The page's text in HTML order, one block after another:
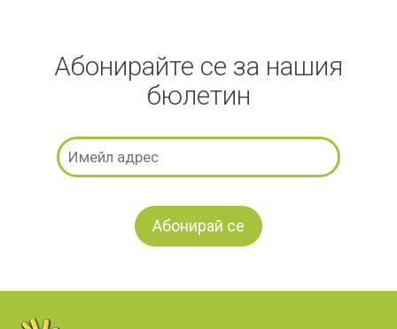
Абонирайте се за нашия
бюлетин